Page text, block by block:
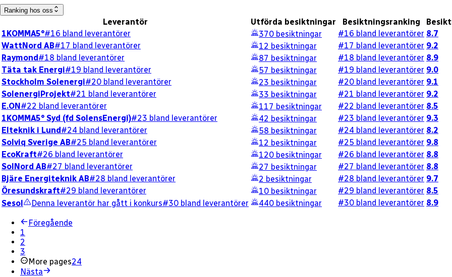
Ranking hos oss
Leverantör Utförda besiktningar Besiktningsranking
1KOMMA5°#16 bland leverantörer 370 besiktningar #16 bland leverantörer 8.7
WattNord AB#17 bland leverantörer 12 besiktningar #17 bland leverantörer 9.2
Raymond#18 bland leverantörer 87 besiktningar #18 bland leverantörer 8.9
Täta tak Energi#19 bland leverantörer 57 besiktningar #19 bland leverantörer 9.0
Stockholm Solenergi#20 bland leverantörer 23 besiktningar #20 bland leverantörer 9.1
SolenergiProjekt#21 bland leverantörer 33 besiktningar #21 bland leverantörer 9.2
E.ON#22 bland leverantörer 117 besiktningar #22 bland leverantörer 8.5
1KOMMA5° Syd (fd SolensEnergi)#23 bland leverantörer 42 besiktningar #23 bland leverantörer 9.3
Elteknik i Lund#24 bland leverantörer 58 besiktningar #24 bland leverantörer 8.2
Solviq Sverige AB#25 bland leverantörer 12 besiktningar #25 bland leverantörer 9.8
EcoKraft#26 bland leverantörer 120 besiktningar #26 bland leverantörer 8.8
SolNord AB#27 bland leverantörer 27 besiktningar #27 bland leverantörer 8.8
Bjäre Energiteknik AB#28 bland leverantörer 2 besiktningar #28 bland leverantörer 9.7
Öresundskraft#29 bland leverantörer 10 besiktningar #29 bland leverantörer 8.5
Sesol Denna leverantör har gått i konkurs#30 bland leverantörer 440 besiktningar #30 bland leverantörer 8.9
Föregående
1
2
3
More pages24
Nästa